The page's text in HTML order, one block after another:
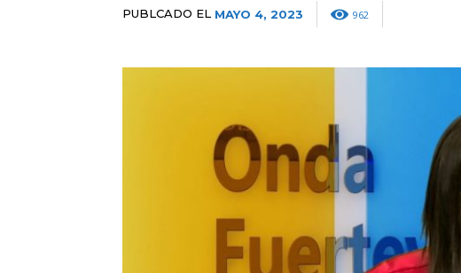
PUBLCADO EL MAYO 4, 2023 962